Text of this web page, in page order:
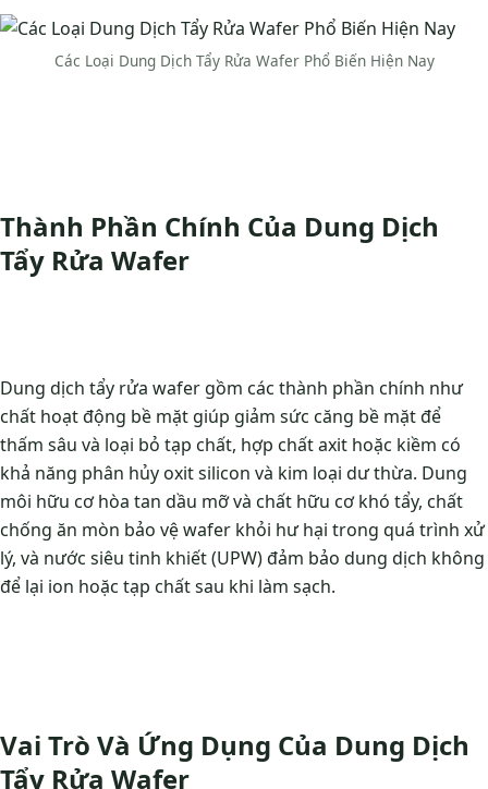
Các Loại Dung Dịch Tẩy Rửa Wafer Phổ Biến Hiện Nay
Thành Phần Chính Của Dung Dịch
Tẩy Rửa Wafer
Dung dịch tẩy rửa wafer gồm các thành phần chính như
chất hoạt động bề mặt giúp giảm sức căng bề mặt để
thấm sâu và loại bỏ tạp chất, hợp chất axit hoặc kiềm có
khả năng phân hủy oxit silicon và kim loại dư thừa. Dung
môi hữu cơ hòa tan dầu mỡ và chất hữu cơ khó tẩy, chất
chống ăn mòn bảo vệ wafer khỏi hư hại trong quá trình xử
lý, và nước siêu tinh khiết (UPW) đảm bảo dung dịch không
để lại ion hoặc tạp chất sau khi làm sạch.
Vai Trò Và Ứng Dụng Của Dung Dịch
Tẩy Rửa Wafer